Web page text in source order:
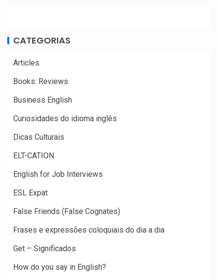
CATEGORIAS
Articles
Books: Reviews
Business English
Curiosidades do idioma inglês
Dicas Culturais
ELT-CATION
English for Job Interviews
ESL Expat
False Friends (False Cognates)
Frases e expressões coloquiais do dia a dia
Get – Significados
How do you say in English?